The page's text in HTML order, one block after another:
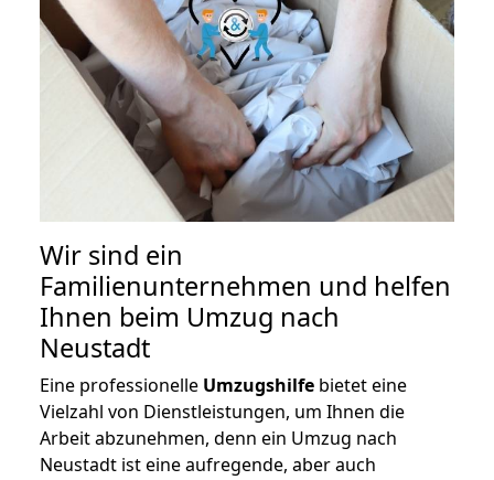
Wir sind ein
Familienunternehmen und helfen
Ihnen beim Umzug nach
Neustadt
Eine professionelle Umzugshilfe bietet eine
Vielzahl von Dienstleistungen, um Ihnen die
Arbeit abzunehmen, denn ein Umzug nach
Neustadt ist eine aufregende, aber auch